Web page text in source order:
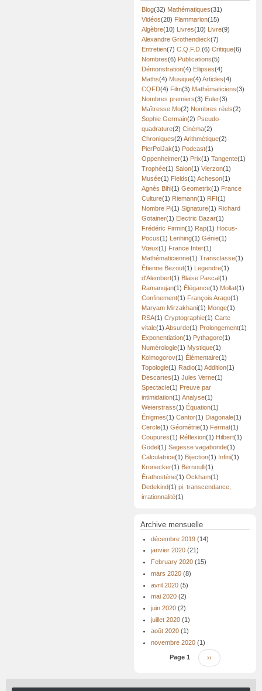
Blog(32) Mathématiques(31)
Vidéos(28) Flammarion(15)
Algèbre(10) Livres(10) Livre(9)
Alexandre Grothendieck(7)
Entretien(7) C.Q.F.D. (6) Critique(6)
Nombres(6) Publications(5)
Démonstration(4) Ellipses(4)
Maths(4) Musique(4) Articles(4)
CQFD(4) Film(3) Mathématiciens(3)
Nombres premiers(3) Euler(3)
Maîtresse Mo(2) Nombres réels(2)
Sophie Germain(2) Pseudo-
quadrature(2) Cinéma(2)
Chroniques(2) Arithmétique(2)
PierPolJak(1) Podcast(1)
Oppenheimer(1) Prix(1) Tangente(1)
Trophée(1) Salon(1) Vierzon(1)
Musée(1) Fields(1) Acheson(1)
Agnès Bihl(1) Geometrix(1) France
Culture(1) Riemann(1) RFI(1)
Nombre Pi(1) Signature(1) Richard
Gotainer(1) Electric Bazar(1)
Frédéric Firmin(1) Rap(1) Hocus-
Pocus(1) Lenhing(1) Génie(1)
Vœux(1) France Inter(1)
Mathématicienne(1) Transclasse(1)
Étienne Bezout(1) Legendre(1)
d'Alembert(1) Blaise Pascal(1)
Ramanujan(1) Élégance(1) Mollat(1)
Confinement(1) François Arago(1)
Maryam Mirzakhani(1) Monge(1)
RSA(1) Cryptographie(1) Carte
vitale(1) Absurde(1) Prolongement(1)
Exponentiation(1) Pythagore(1)
Numérologie(1) Mystique(1)
Kolmogorov(1) Élémentaire(1)
Topologie(1) Radio(1) Addition(1)
Descartes(1) Jules Verne(1)
Spectacle(1) Preuve par
intimidation(1) Analyse(1)
Weierstrass(1) Équation(1)
Énigmes(1) Cantor(1) Diagonale(1)
Cercle(1) Géométrie(1) Fermat(1)
Coupures(1) Réflexion(1) Hilbert(1)
Gödel(1) Sagesse vagabonde(1)
Calculatrice(1) Bijection(1) Infini(1)
Kronecker(1) Bernoulli(1)
Érathostène(1) Ockham(1)
Dedekind(1) pi, transcendance,
irrationnalité(1)
Archive mensuelle
décembre 2019 (14)
janvier 2020 (21)
February 2020 (15)
mars 2020 (8)
avril 2020 (5)
mai 2020 (2)
juin 2020 (2)
juillet 2020 (1)
août 2020 (1)
novembre 2020 (1)
PaginationPage 1
Page
suivante
››